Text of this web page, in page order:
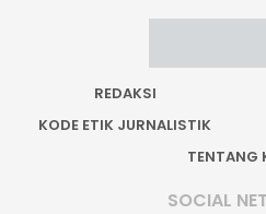
REDAKSI
KODE ETIK JURNALISTIK
TENTANG
SOCIAL